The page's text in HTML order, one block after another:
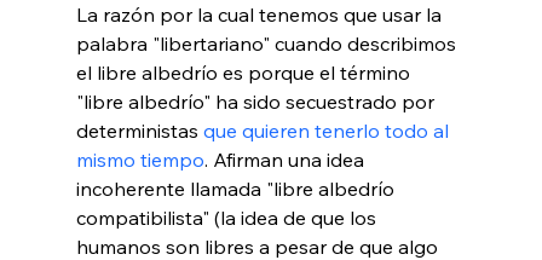
La razón por la cual tenemos que usar la
palabra "libertariano" cuando describimos
el libre albedrío es porque el término
"libre albedrío" ha sido secuestrado por
deterministas que quieren tenerlo todo al
mismo tiempo. Afirman una idea
incoherente llamada "libre albedrío
compatibilista" (la idea de que los
humanos son libres a pesar de que algo